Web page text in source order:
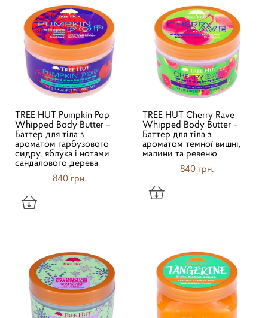
TREE HUT Pumpkin Pop
Whipped Body Butter –
Баттер для тіла з
ароматом гарбузового
сидру, яблука і нотами
сандалового дерева
840 грн.
TREE HUT Cherry Rave
Whipped Body Butter –
Баттер для тіла з
ароматом темної вишні,
малини та ревеню
840 грн.